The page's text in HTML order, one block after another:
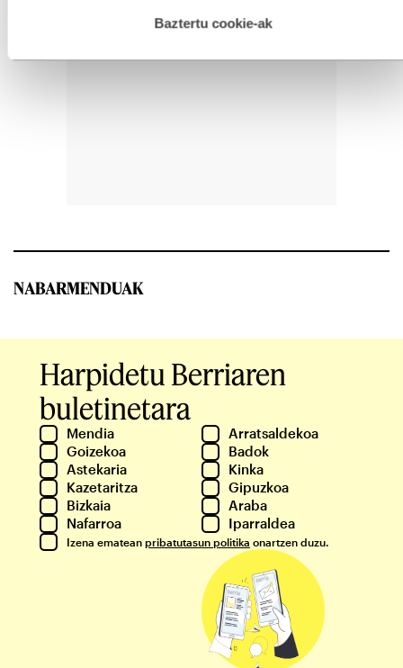
esplizitua ematen diguzu.Gehiago irakurri
Baztertu cookie-ak
NABARMENDUAK
Harpidetu Berriaren
buletinetara
Mendia
Arratsaldekoa
Goizekoa
Badok
Astekaria
Kinka
Kazetaritza
Gipuzkoa
Bizkaia
Araba
Nafarroa
Iparraldea
Izena ematean pribatutasun politika onartzen duzu.